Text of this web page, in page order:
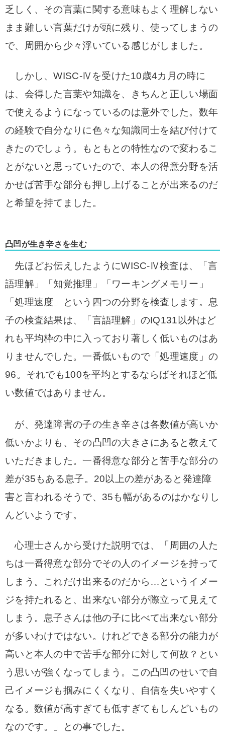
乏しく、その言葉に関する意味もよく理解しない
まま難しい言葉だけが頭に残り、使ってしまうの
で、周囲から少々浮いている感じがしました。
しかし、WISC-Ⅳを受けた10歳4カ月の時に
は、会得した言葉や知識を、きちんと正しい場面
で使えるようになっているのは意外でした。数年
の経験で自分なりに色々な知識同士を結び付けて
きたのでしょう。
もともとの特性なので変わるこ
とがないと思っていたので、本人の得意分野を活
かせば苦手な部分も押し上げることが出来るのだ
と希望を持てました。
凸凹が生き辛さを生む
先ほどお伝えしたようにWISC-Ⅳ検査は、「言
語理解」「知覚推理」「ワーキングメモリー」
「処理速度」という四つの分野を検査します。息
子の検査結果は、「言語理解」のIQ131以外はど
れも平均枠の中に入っており著しく低いものはあ
りませんでした。一番低いもので「処理速度」の
96。それでも100を平均とするならばそれほど低
い数値ではありません。
が、発達障害の子の生き辛さは各数値が高いか
低いかよりも、その凸凹の大きさにあると教えて
いただきました。一番得意な部分と苦手な部分の
差が35もある息子。20以上の差があると発達障
害と言われるそうで、35も幅があるのはかなりし
んどいようです。
心理士さんから受けた説明では、「周囲の人た
ちは一番得意な部分でその人のイメージを持って
しまう。これだけ出来るのだから…というイメー
ジを持たれると、出来ない部分が際立って見えて
しまう。息子さんは他の子に比べて出来ない部分
が多いわけではない。けれどできる部分の能力が
高いと本人の中で苦手な部分に対して何故？とい
う思いが強くなってしまう。この凸凹のせいで自
己イメージも掴みにくくなり、自信を失いやすく
なる。数値が高すぎても低すぎてもしんどいもの
なのです。」との事でした。